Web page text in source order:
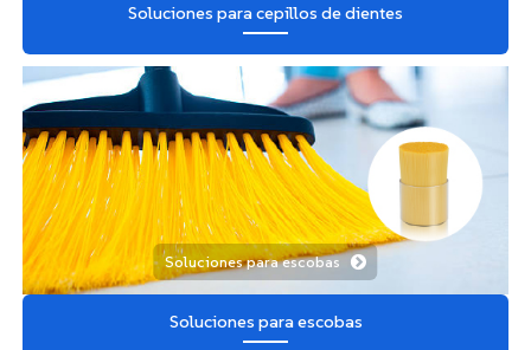
Soluciones para cepillos de dientes
Soluciones para escobas
Soluciones para escobas